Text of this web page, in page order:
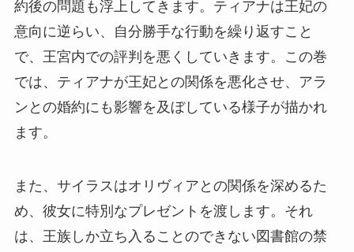
約後の問題も浮上してきます。ティアナは王妃の
意向に逆らい、自分勝手な行動を繰り返すこと
で、王宮内での評判を悪くしていきます。この巻
では、ティアナが王妃との関係を悪化させ、アラ
ンとの婚約にも影響を及ぼしている様子が描かれ
ます。
また、サイラスはオリヴィアとの関係を深めるた
め、彼女に特別なプレゼントを渡します。それ
は、王族しか立ち入ることのできない図書館の禁